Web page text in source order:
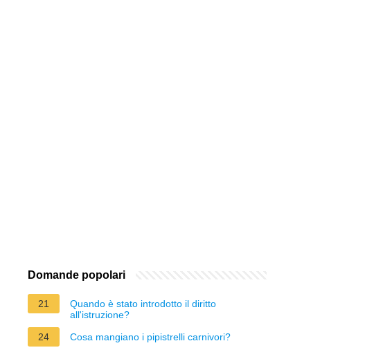
Domande popolari
21
Quando è stato introdotto il diritto
all'istruzione?
24
Cosa mangiano i pipistrelli carnivori?